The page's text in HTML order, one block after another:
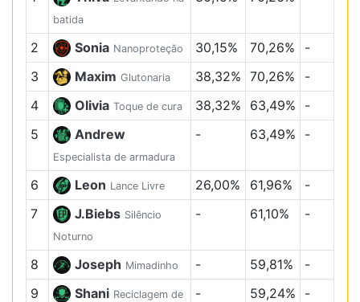
batida
2 Sonia Nanoproteção 30,15% 70,26%
-
3
Maxim Glutonaria 38,32% 70,26%
-
4
Olivia Toque de cura 38,32% 63,49%
-
5
Andrew
Especialista de armadura
- 63,49% -
6 Leon Lance Livre 26,00% 61,96%
-
7
J.Biebs Silêncio
Noturno
- 61,10% -
8 Joseph Mimadinho - 59,81%
-
9
Shani Reciclagem de
- 59,24% -